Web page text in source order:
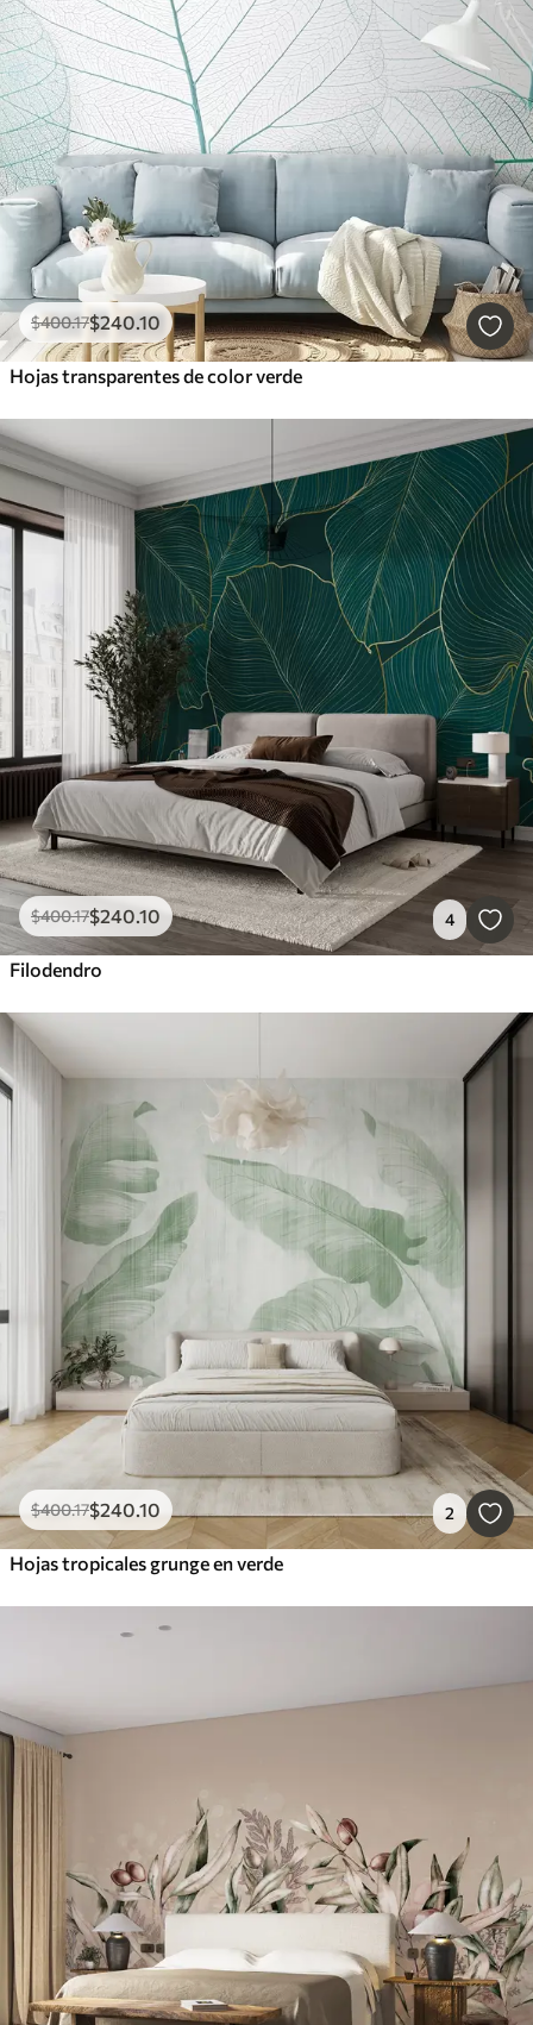
$400.17$240.10
Hojas transparentes de color verde
$400.17$240.10 4
Filodendro
$400.17$240.10 2
Hojas tropicales grunge en verde